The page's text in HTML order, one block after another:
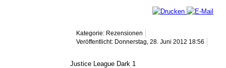
Kategorie: Rezensionen
Veröffentlicht: Donnerstag, 28. Juni 2012 18:56
Justice League Dark 1